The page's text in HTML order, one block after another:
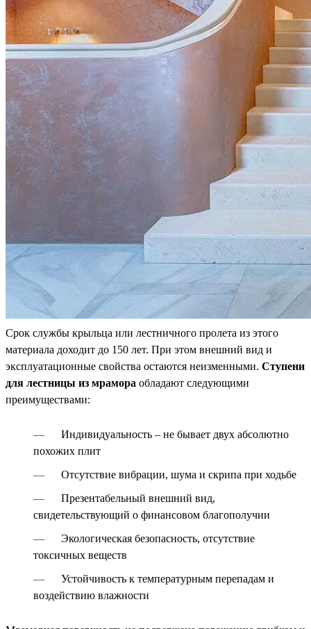
Срок службы крыльца или лестничного пролета из этого
материала доходит до 150 лет. При этом внешний вид и
эксплуатационные свойства остаются неизменными. Ступени
для лестницы из мрамора обладают следующими
преимуществами:
Индивидуальность – не бывает двух абсолютно
похожих плит
Отсутствие вибрации, шума и скрипа при ходьбе
Презентабельный внешний вид,
свидетельствующий о финансовом благополучии
Экологическая безопасность, отсутствие
токсичных веществ
Устойчивость к температурным перепадам и
воздействию влажности